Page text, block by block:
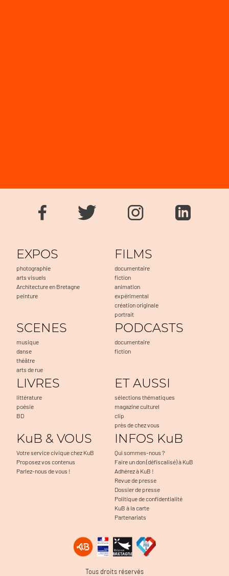
EXPOS
photographie
arts visuels
Architecture en Bretagne
peinture
FILMS
documentaire
fiction
animation
expérimental
création originale
portrait
SCENES
musique
danse
théâtre
arts de rue
PODCASTS
documentaire
fiction
LIVRES
littérature
poésie
BD
ET AUSSI
sélections thématiques
magazine culturel
clip
près de chez vous
KuB & VOUS
Votre service civique chez KuB
Proposez vos contenus
Parlez-nous de vous !
INFOS KuB
Qui sommes-nous ?
Faire un don (défiscalisé) à KuB
Adhérez à KuB !
Revue de presse
Dossier de presse
Politique de confidentialité
KuB à la carte
Partenariats
Tous droits réservés